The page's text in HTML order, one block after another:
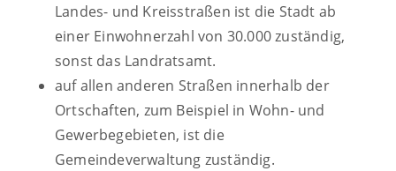
Landes- und Kreisstraßen ist die Stadt ab
einer Einwohnerzahl von 30.000 zuständig,
sonst das Landratsamt.
auf allen anderen Straßen innerhalb der
Ortschaften, zum Beispiel in Wohn- und
Gewerbegebieten, ist die
Gemeindeverwaltung zuständig.